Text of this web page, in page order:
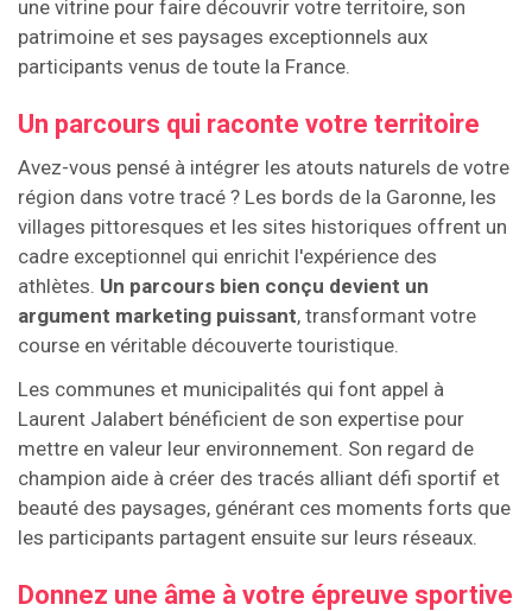
une vitrine pour faire découvrir votre territoire, son
patrimoine et ses paysages exceptionnels aux
participants venus de toute la France.
Un parcours qui raconte votre territoire
Avez-vous pensé à intégrer les atouts naturels de votre
région dans votre tracé ? Les bords de la Garonne, les
villages pittoresques et les sites historiques offrent un
cadre exceptionnel qui enrichit l'expérience des
athlètes. Un parcours bien conçu devient un
argument marketing puissant, transformant votre
course en véritable découverte touristique.
Les communes et municipalités qui font appel à
Laurent Jalabert bénéficient de son expertise pour
mettre en valeur leur environnement. Son regard de
champion aide à créer des tracés alliant défi sportif et
beauté des paysages, générant ces moments forts que
les participants partagent ensuite sur leurs réseaux.
Donnez une âme à votre épreuve sportive